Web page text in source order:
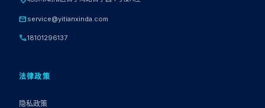
mail service@yitianxinda.com
call18101296137
法律政策
隐私政策